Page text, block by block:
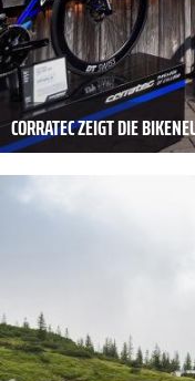
CORRATEC ZEIGT DIE